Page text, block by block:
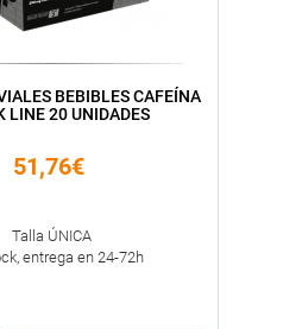
BEBIBLES CAFEÍNA
LINE 20 UNIDADES
51,76€
Talla ÚNICA
entrega en 24-72h